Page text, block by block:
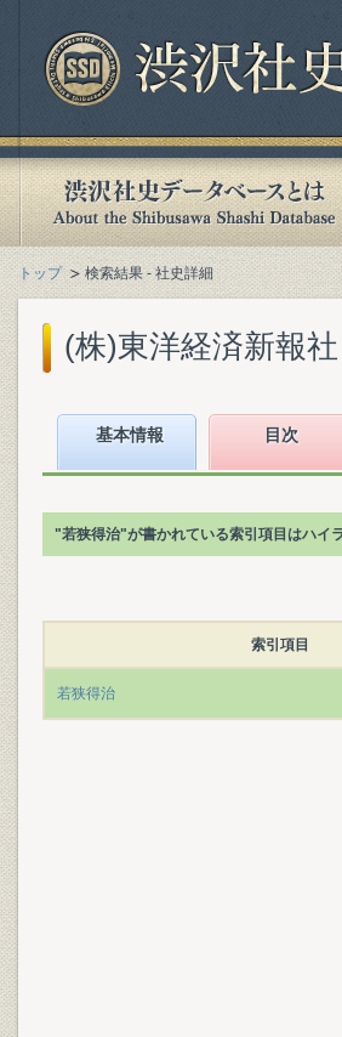
トップ 検索結果 - 社史詳細
(株)東洋経済新報
基本情報 目次
"若狭得治"が書かれている索引項目はハイ
索引項目
若狭得治